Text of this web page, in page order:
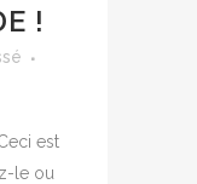
!
est
le ou